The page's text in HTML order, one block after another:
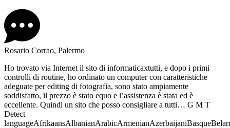
Rosario Corrao, Palermo
Ho trovato via Internet il sito di informaticaxtutti, e dopo i primi
controlli di routine, ho ordinato un computer con caratteristiche
adeguate per editing di fotografia, sono stato ampiamente
soddisfatto, il prezzo è stato equo e l’assistenza è stata ed è
eccellente. Quindi un sito che posso consigliare a tutti… G M T
Detect